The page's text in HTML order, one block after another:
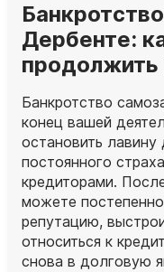
Дербенте:
продолжить
Банкротство
конец вашей
остановить лавину
постоянного
кредиторами.
можете
репутацию,
относиться к
снова в долговую